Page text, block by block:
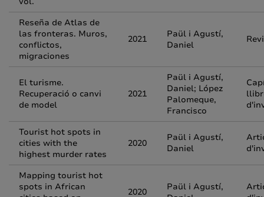
Reseña de Atlas de
las fronteras. Muros,
conflictos,
migraciones
2021
Paül i Agustí,
Daniel
El turisme.
Recuperació o canvi
de model
2021
Paül i Agustí,
Daniel; López
Palomeque,
Francisco
Tourist hot spots in
cities with the
highest murder rates
2020
Paül i Agustí,
Daniel
Mapping tourist hot
spots in African
2020
Paül i Agustí,